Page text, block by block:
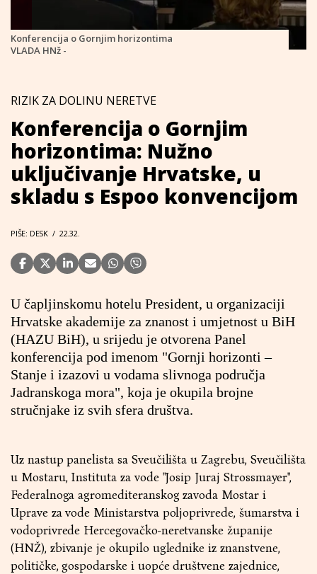
Konferencija o Gornjim horizontima
VLADA HNž -
RIZIK ZA DOLINU NERETVE
Konferencija o Gornjim
horizontima: Nužno
uključivanje Hrvatske, u
skladu s Espoo konvencijom
PIŠE: DESK / 22.32.
U čapljinskomu hotelu President, u organizaciji
Hrvatske akademije za znanost i umjetnost u BiH
(HAZU BiH), u srijedu je otvorena Panel
konferencija pod imenom "Gornji horizonti –
Stanje i izazovi u vodama slivnoga područja
Jadranskoga mora", koja je okupila brojne
stručnjake iz svih sfera društva.
Uz nastup panelista sa Sveučilišta u Zagrebu, Sveučilišta
u Mostaru, Instituta za vode "Josip Juraj Strossmayer",
Federalnoga agromediteranskog zavoda Mostar i
Uprave za vode Ministarstva poljoprivrede, šumarstva i
vodoprivrede Hercegovačko-neretvanske županije
(HNŽ), zbivanje je okupilo uglednike iz znanstvene,
političke, gospodarske i uopće društvene zajednice,